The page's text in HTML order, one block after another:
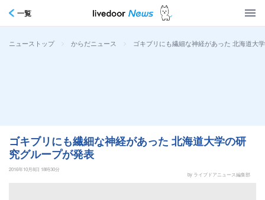
一覧
ニューストップ > からだニュース > ゴキブリにも繊細な神経があった 北海道大
ゴキブリにも繊細な神経があった 北海道大学の研
究グループが発表
2016年10月8日 18時30分
by ライブドアニュース編集部